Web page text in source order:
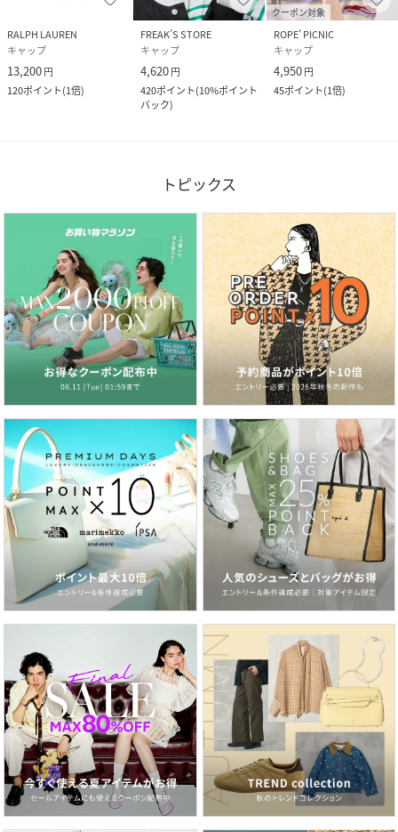
RALPH LAUREN
キャップ
13,200円
120ポイント(1倍)
FREAK’S STORE
キャップ
4,620円
420ポイント(10%ポイント
バック)
クーポン対象
ROPE' PICNIC
キャップ
4,950円
45ポイント(1倍)
トピックス